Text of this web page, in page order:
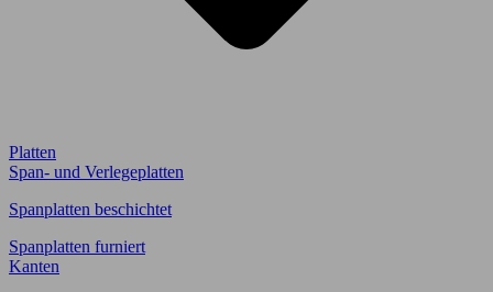
Platten
Span- und Verlegeplatten
Spanplatten beschichtet
Spanplatten furniert
Kanten